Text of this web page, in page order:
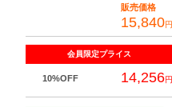
販売価格
15,840円
会員限定プライス
10%OFF 14,256円